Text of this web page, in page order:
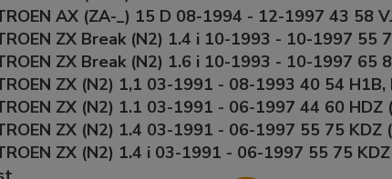
AX (ZA-_) 15 D 08-1994 - 12-1997 43 58
ZX Break (N2) 1.4 i 10-1993 - 10-1997 55
ZX Break (N2) 1.6 i 10-1993 - 10-1997 65
ZX (N2) 1,1 03-1991 - 08-1993 40 54
ZX (N2) 1.1 03-1991 - 06-1997 44 60 HDZ
ZX (N2) 1.4 03-1991 - 06-1997 55 75 KDZ
ZX (N2) 1.4 i 03-1991 - 06-1997 55 75